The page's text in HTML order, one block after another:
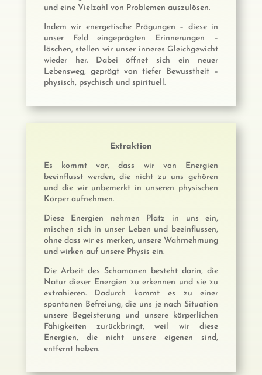
und eine Vielzahl von Problemen auszulösen.
Indem wir energetische Prägungen – diese in
unser Feld eingeprägten Erinnerungen –
löschen, stellen wir unser inneres Gleichgewicht
wieder her. Dabei öffnet sich ein neuer
Lebensweg, geprägt von tiefer Bewusstheit –
physisch, psychisch und spirituell.
Extraktion
Es kommt vor, dass wir von Energien
beeinflusst werden, die nicht zu uns gehören
und die wir unbemerkt in unseren physischen
Körper aufnehmen.
Diese Energien nehmen Platz in uns ein,
mischen sich in unser Leben und beeinflussen,
ohne dass wir es merken, unsere Wahrnehmung
und wirken auf unsere Physis ein.
Die Arbeit des Schamanen besteht darin, die
Natur dieser Energien zu erkennen und sie zu
extrahieren. Dadurch kommt es zu einer
spontanen Befreiung, die uns je nach Situation
unsere Begeisterung und unsere körperlichen
Fähigkeiten zurückbringt, weil wir diese
Energien, die nicht unsere eigenen sind,
entfernt haben.